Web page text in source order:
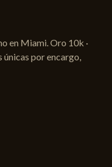
en Miami. Oro 10k ·
únicas por encargo,